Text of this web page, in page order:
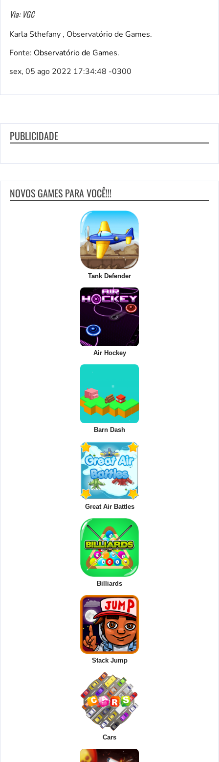
Via: VGC
Karla Sthefany , Observatório de Games.
Fonte: Observatório de Games.
sex, 05 ago 2022 17:34:48 -0300
PUBLICIDADE
NOVOS GAMES PARA VOCÊ!!!
Tank Defender
Air Hockey
Barn Dash
Great Air Battles
Billiards
Stack Jump
Cars